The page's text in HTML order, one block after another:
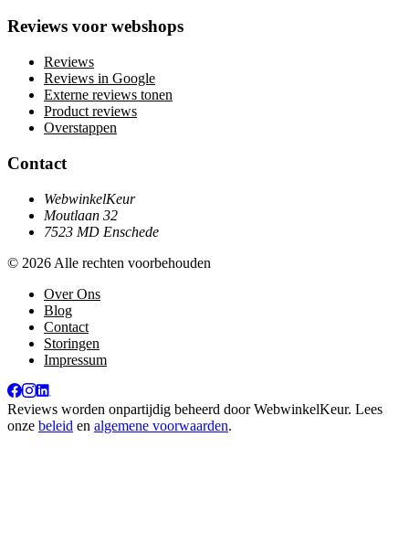
Reviews voor webshops
Reviews
Reviews in Google
Externe reviews tonen
Product reviews
Overstappen
Contact
WebwinkelKeur
Moutlaan 32
7523 MD Enschede
© 2026 Alle rechten voorbehouden
Over Ons
Blog
Contact
Storingen
Impressum
Reviews worden onpartijdig beheerd doorWebwinkelKeur. Lees
onze beleid en algemene voorwaarden.